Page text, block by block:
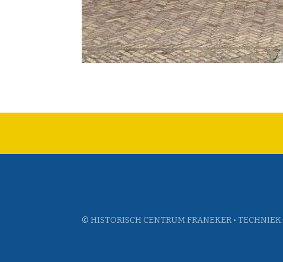
© HISTORISCH CENTRUM FRANEKER • TECHNIEK: